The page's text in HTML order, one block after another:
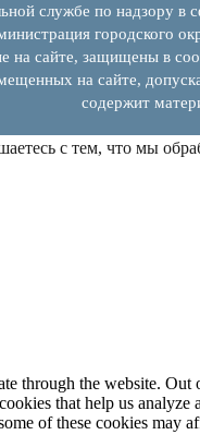
службе по надзору
городского
на сайте, защищены в
на сайте,
содержит
с тем, что мы
the website. Out
that help us
of these cookies may